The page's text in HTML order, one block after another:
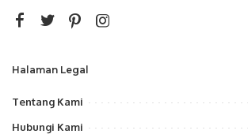
Halaman Legal
Tentang Kami
Hubungi Kami